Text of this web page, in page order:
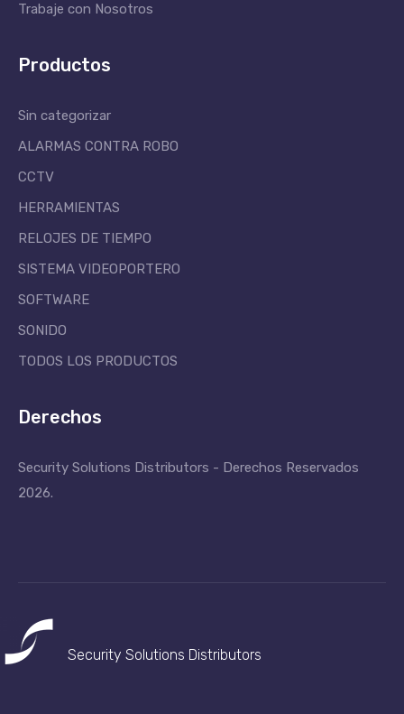
Trabaje con Nosotros
Productos
Sin categorizar
ALARMAS CONTRA ROBO
CCTV
HERRAMIENTAS
RELOJES DE TIEMPO
SISTEMA VIDEOPORTERO
SOFTWARE
SONIDO
TODOS LOS PRODUCTOS
Derechos
Security Solutions Distributors - Derechos Reservados
2026.
Security Solutions Distributors